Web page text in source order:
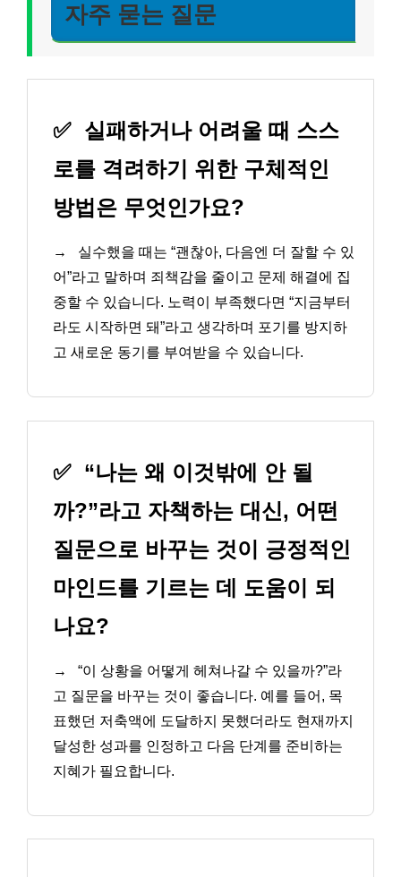
자주 묻는 질문
✅ 실패하거나 어려울 때 스스
로를 격려하기 위한 구체적인
방법은 무엇인가요?
→
실수했을 때는 “괜찮아, 다음엔 더 잘할 수 있
어”라고 말하며 죄책감을 줄이고 문제 해결에 집
중할 수 있습니다. 노력이 부족했다면 “지금부터
라도 시작하면 돼”라고 생각하며 포기를 방지하
고 새로운 동기를 부여받을 수 있습니다.
✅ “나는 왜 이것밖에 안 될
까?”라고 자책하는 대신, 어떤
질문으로 바꾸는 것이 긍정적인
마인드를 기르는 데 도움이 되
나요?
→
“이 상황을 어떻게 헤쳐나갈 수 있을까?”라
고 질문을 바꾸는 것이 좋습니다. 예를 들어, 목
표했던 저축액에 도달하지 못했더라도 현재까지
달성한 성과를 인정하고 다음 단계를 준비하는
지혜가 필요합니다.